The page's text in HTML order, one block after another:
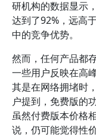
研机构的数据显示
达到了92%，远高
中的竞争优势。
然而，任何产品都
一些用户反映在高
其是在网络拥堵时
户提到，免费版的
虽然付费版本价格
说，仍可能觉得性